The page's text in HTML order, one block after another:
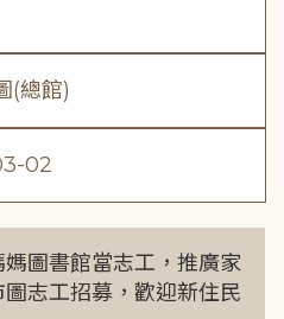
(總館)
02
媽圖書館當志工，推廣家
志工招募，歡迎新住民